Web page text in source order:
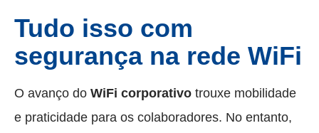
Tudo isso com
segurança na rede WiFi
O avanço do WiFi corporativo trouxe mobilidade
e praticidade para os colaboradores. No entanto,